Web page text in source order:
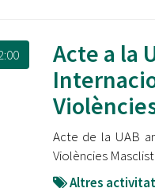
Acte a la
Acte de la UAB
Violències
Altres